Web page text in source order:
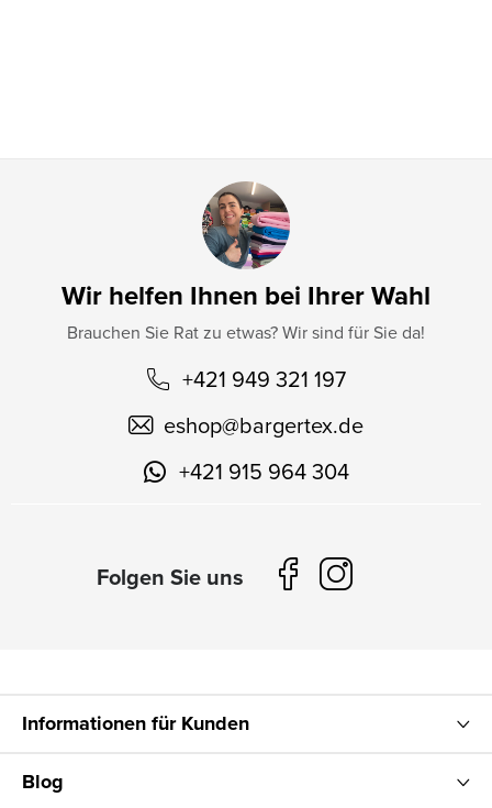
Wir helfen Ihnen bei Ihrer Wahl
Brauchen Sie Rat zu etwas? Wir sind für Sie da!
+421 949 321 197
eshop@bargertex.de
+421 915 964 304
Informationen für Kunden
Blog